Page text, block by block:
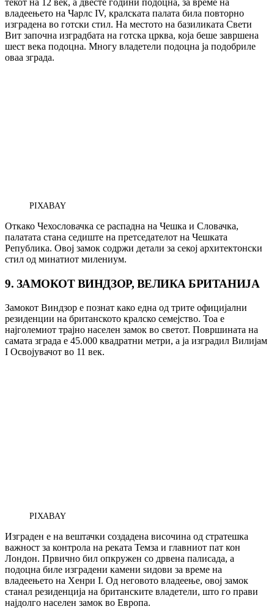
владеењето на Чарлс IV, кралската палата била повторно
изградена во готски стил. На местото на базиликата Свети
Вит започна изградбата на готска црква, која беше завршена
шест века подоцна. Многу владетели подоцна ја подобриле
оваа зграда.
PIXABAY
Откако Чехословачка се распадна на Чешка и Словачка,
палатата стана седиште на претседателот на Чешката
Република. Овој замок содржи детали за секој архитектонски
стил од минатиот милениум.
9. ЗАМОКОТ ВИНДЗОР, ВЕЛИКА БРИТАНИЈА
Замокот Виндзор е познат како една од трите официјални
резиденции на британското кралско семејство. Тоа е
најголемиот трајно населен замок во светот. Површината на
самата зграда е 45.000 квадратни метри, а ја изградил Вилијам
I Освојувачот во 11 век.
PIXABAY
Изграден е на вештачки создадена височина од стратешка
важност за контрола на реката Темза и главниот пат кон
Лондон. Првично бил опкружен со дрвена палисада, а
подоцна биле изградени камени ѕидови за време на
владеењето на Хенри I. Од неговото владеење, овој замок
станал резиденција на британските владетели, што го прави
најдолго населен замок во Европа.